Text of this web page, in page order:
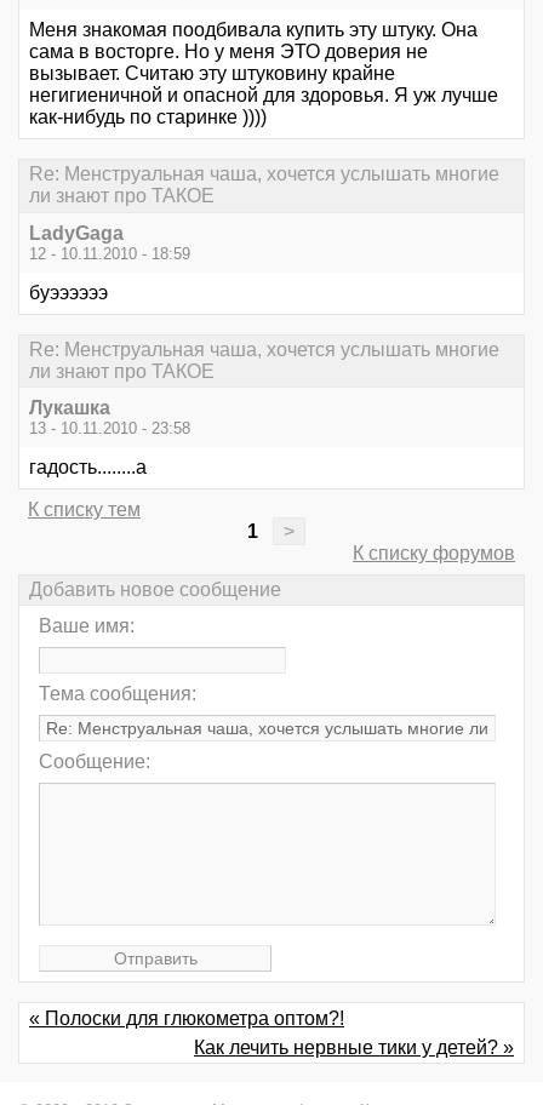
Меня знакомая поодбивала купить эту штуку. Она
сама в восторге. Но у меня ЭТО доверия не
вызывает. Считаю эту штуковину крайне
негигиеничной и опасной для здоровья. Я уж лучше
как-нибудь по старинке ))))
Re: Менструальная чаша, хочется услышать многие
ли знают про ТАКОЕ
LadyGaga
12 - 10.11.2010 - 18:59
буээээээ
Re: Менструальная чаша, хочется услышать многие
ли знают про ТАКОЕ
Лукашка
13 - 10.11.2010 - 23:58
гадость........а
К списку тем
1
>
К списку форумов
Добавить новое сообщение
Ваше имя:
Тема сообщения:
Сообщение:
« Полоски для глюкометра оптом?!
Как лечить нервные тики у детей? »